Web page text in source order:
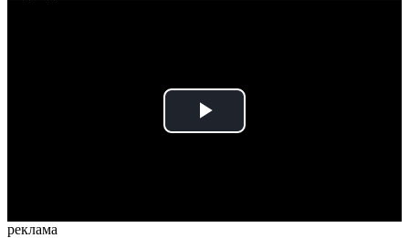
Play
реклама